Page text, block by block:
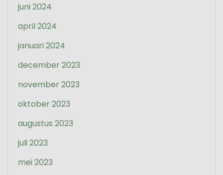
juni 2024
april 2024
januari 2024
december 2023
november 2023
oktober 2023
augustus 2023
juli 2023
mei 2023